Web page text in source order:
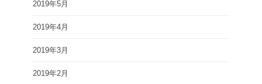
2019年5月
2019年4月
2019年3月
2019年2月